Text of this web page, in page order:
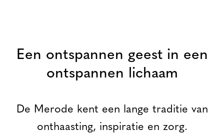
Een ontspannen geest in een
ontspannen lichaam
De Merode kent een lange traditie van
onthaasting, inspiratie en zorg.